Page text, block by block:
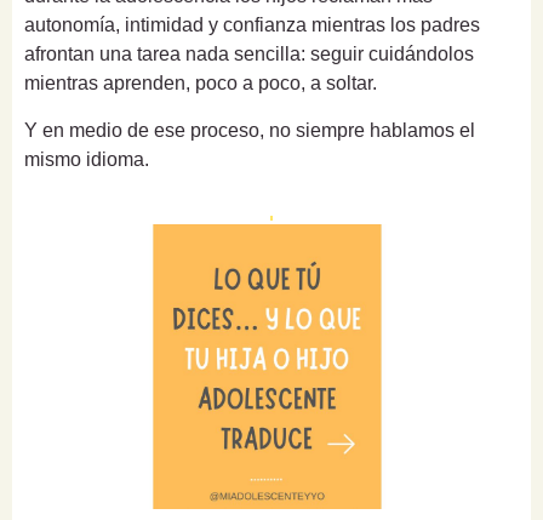
autonomía, intimidad y confianza mientras los padres
afrontan una tarea nada sencilla: seguir cuidándolos
mientras aprenden, poco a poco, a soltar.
Y en medio de ese proceso, no siempre hablamos el
mismo idioma.